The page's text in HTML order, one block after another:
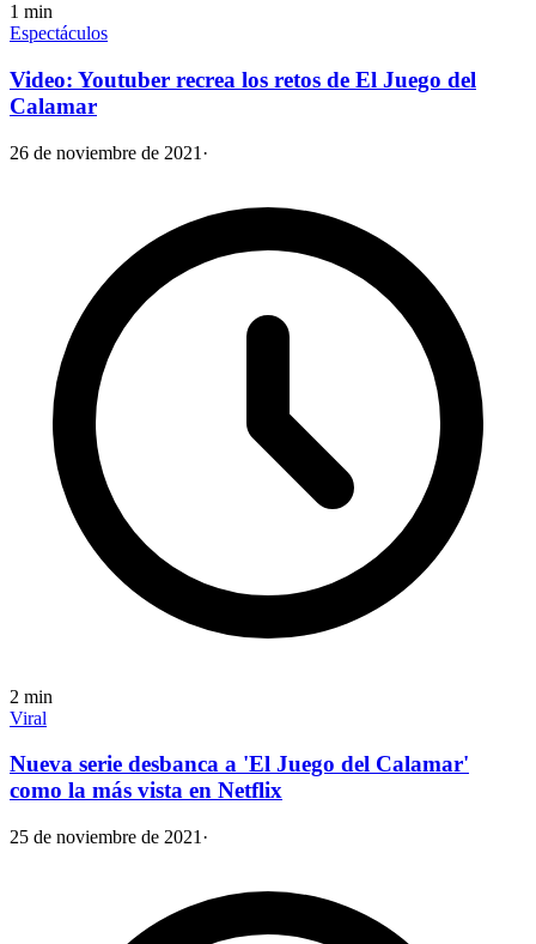
1 min
Espectáculos
Video: Youtuber recrea los retos de El Juego del
Calamar
26 de noviembre de 2021 ·
2 min
Viral
Nueva serie desbanca a 'El Juego del Calamar'
como la más vista en Netflix
25 de noviembre de 2021 ·